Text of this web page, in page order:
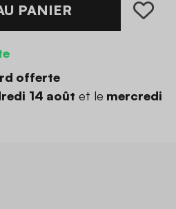
PANIER
offerte
14 août et le mercredi